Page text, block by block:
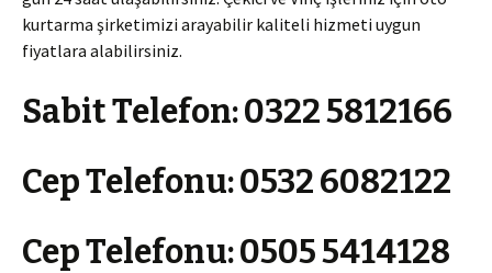
kurtarma şirketimizi arayabilir kaliteli hizmeti uygun
fiyatlara alabilirsiniz.
Sabit Telefon:0322 5812166
Cep Telefonu:0532 6082122
Cep Telefonu:0505 5414128